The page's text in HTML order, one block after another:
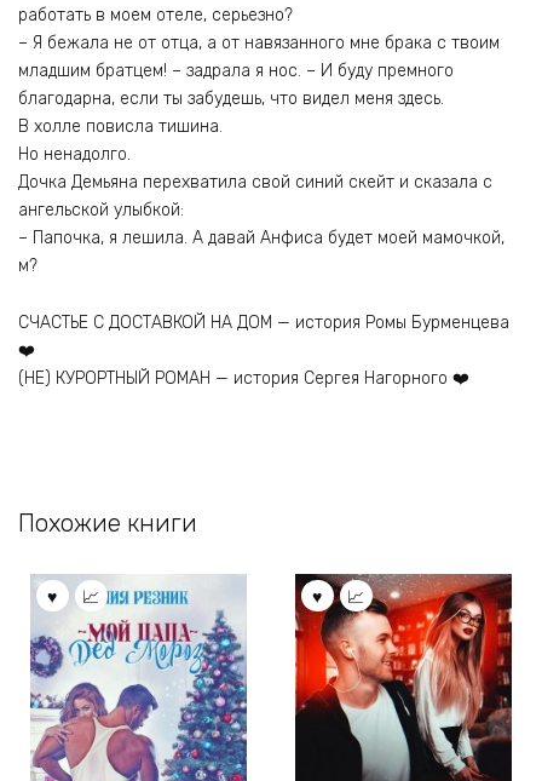
работать в моем отеле, серьезно?
– Я бежала не от отца, а от навязанного мне брака с твоим
младшим братцем! – задрала я нос. – И буду премного
благодарна, если ты забудешь, что видел меня здесь.
В холле повисла тишина.
Но ненадолго.
Дочка Демьяна перехватила свой синий скейт и сказала с
ангельской улыбкой:
– Папочка, я лешила. А давай Анфиса будет моей мамочкой,
м?
СЧАСТЬЕ С ДОСТАВКОЙ НА ДОМ — история Ромы Бурменцева
❤️
(НЕ) КУРОРТНЫЙ РОМАН — история Сергея Нагорного ❤️
Похожие книги